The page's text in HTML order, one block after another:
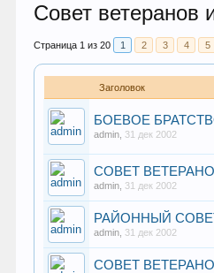
Совет ветеранов
Страница 1 из 20 1 2 3 4 5
Заголовок
БОЕВОЕ
admin 31 дек 2002
СОВЕТ
admin 31 дек 2002
РАЙОННЫЙ
admin 31 дек 2002
СОВЕТ